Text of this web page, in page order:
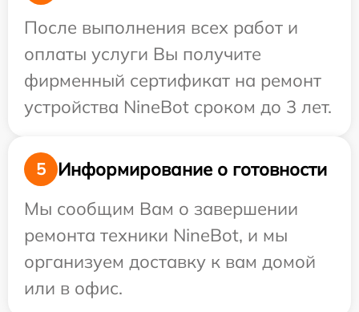
После выполнения всех работ и
оплаты услуги Вы получите
фирменный сертификат на ремонт
устройства NineBot сроком до 3 лет.
5
Информирование о готовности
Мы сообщим Вам о завершении
ремонта техники NineBot, и мы
организуем доставку к вам домой
или в офис.